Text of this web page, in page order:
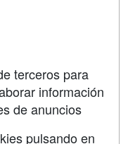
terceros para
información
de anuncios
pulsando en